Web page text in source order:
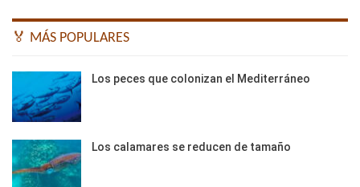
🏅 MÁS POPULARES
Los peces que colonizan el Mediterráneo
Los calamares se reducen de tamaño